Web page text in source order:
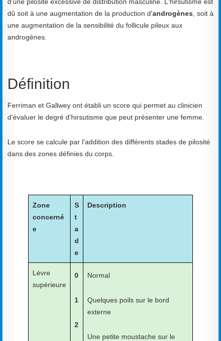
dû soit à une augmentation de la production d'androgènes , soit à
une augmentation de la sensibilité du follicule pileux aux
androgènes.
Définition
Ferriman et Gallwey ont établi un score qui permet au clinicien
d'évaluer le degré d'hirsutisme que peut présenter une femme.
Le score se calcule par l'addition des différents stades de pilosité
dans des zones définies du corps.
Zone
concerné
e
S
t
a
d
e
Description
Lèvre
supérieure
0
1
2
Normal
Quelques poils sur le bord
externe
Une petite moustache sur le